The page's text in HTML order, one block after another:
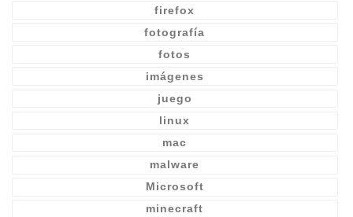
firefox
fotografía
fotos
imágenes
juego
linux
mac
malware
Microsoft
minecraft